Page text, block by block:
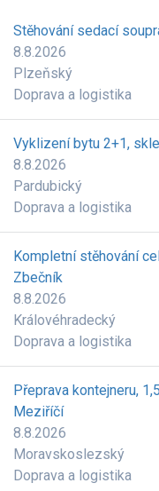
Stěhování sedací
8.8.2026
Plzeňský
Doprava a logistika
Vyklizení bytu 2+1,
8.8.2026
Pardubický
Doprava a logistika
Kompletní stěhování
Zbečník
8.8.2026
Královéhradecký
Doprava a logistika
Přeprava kontejneru,
Meziříčí
8.8.2026
Moravskoslezský
Doprava a logistika